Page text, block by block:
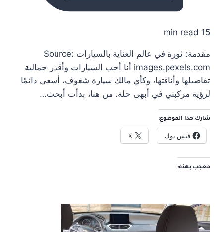
15 min read
مقدمة: ثورة في عالم العناية بالسيارات Source:
images.pexels.com أنا أحب السيارات وأقدر جمالية
تفاصيلها وأناقتها، وكأي مالك سيارة شغوف، أسعى دائمًا
لرؤية مركبتي في أبهى حلة. من هنا، بدأت أبحث…
شارك هذا الموضوع:
فيس بوك X
معجب بهذه: